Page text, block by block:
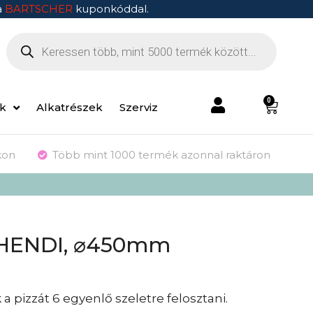
BARTSCHER kuponkóddal.
Alkatrészek Szerviz
0
Több mint 1000 termék azonnal raktáron
⌀450mm
pizzát 6 egyenlő szeletre felosztani.